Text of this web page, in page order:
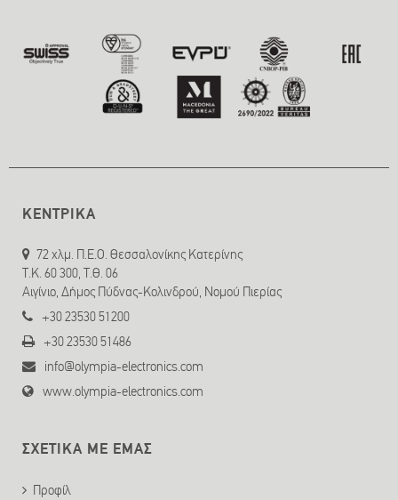
ΚΕΝΤΡΙΚΑ
72 χλμ. Π.Ε.Ο. Θεσσαλονίκης Κατερίνης
T.K. 60 300, Τ.Θ. 06
Αιγίνιο, Δήμος Πύδνας-Κολινδρού, Νομού Πιερίας
+30 23530 51200
+30 23530 51486
info@olympia-electronics.com
www.olympia-electronics.com
ΣΧΕΤΙΚΑ ΜΕ ΕΜΑΣ
Προφίλ